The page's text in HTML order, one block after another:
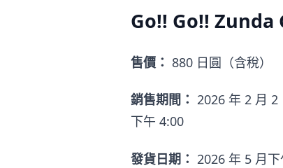
Go!! Go!! Zunda
售價： 880 日圓（含稅）
銷售期間： 2026 年 2 月 2
下午 4:00
發貨日期： 2026 年 5 月下